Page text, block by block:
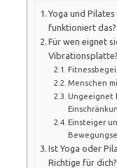
Yoga und
funktioniert das?
Für wen eignet
Vibrationsplatte?
Menschen
Ungeeignet
Einsteiger
Ist Yoga oder
Richtige für dich?